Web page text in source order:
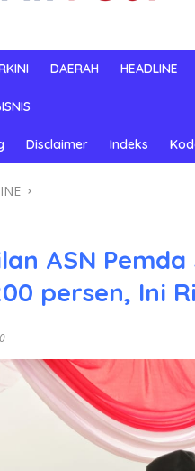
DAERAH HEADLINE
Disclaimer Indeks
ASN
persen, Ini